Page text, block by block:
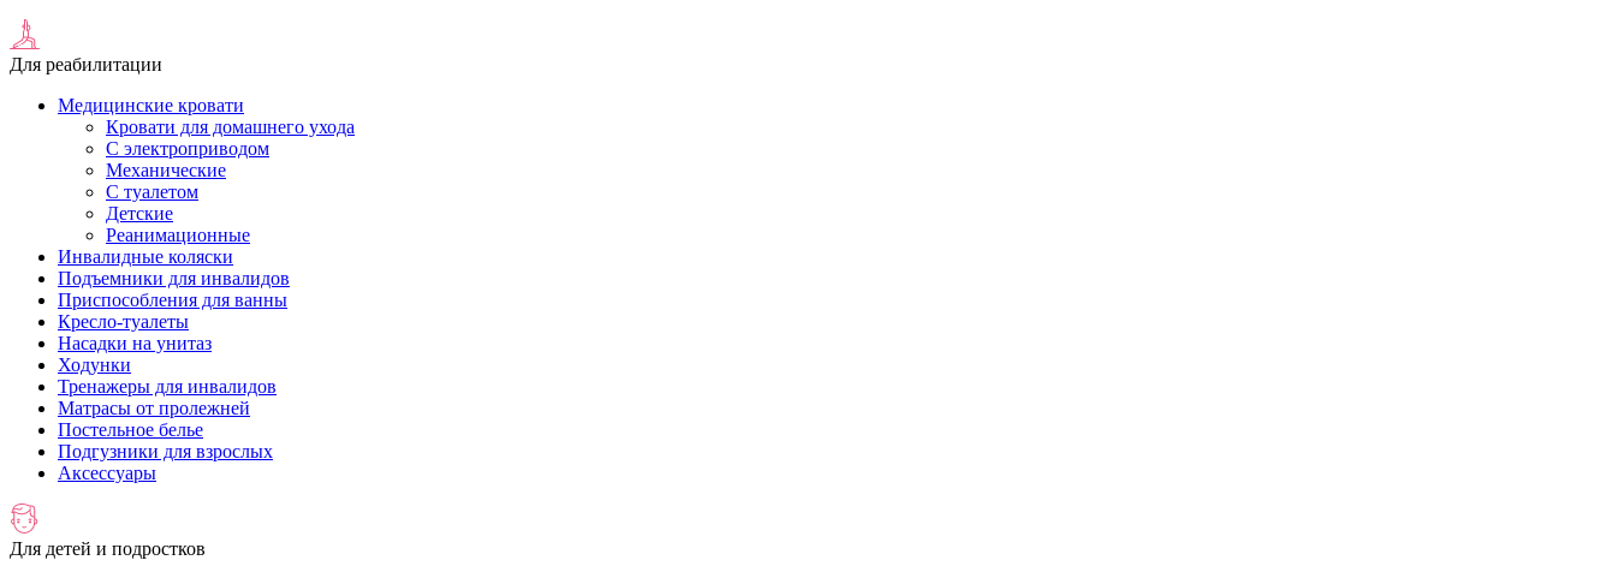
Для реабилитации
Медицинские кровати
Кровати для домашнего ухода
С электроприводом
Механические
С туалетом
Детские
Реанимационные
Инвалидные коляски
Подъемники для инвалидов
Приспособления для ванны
Кресло-туалеты
Насадки на унитаз
Ходунки
Тренажеры для инвалидов
Матрасы от пролежней
Постельное белье
Подгузники для взрослых
Аксессуары
Для детей и подростков